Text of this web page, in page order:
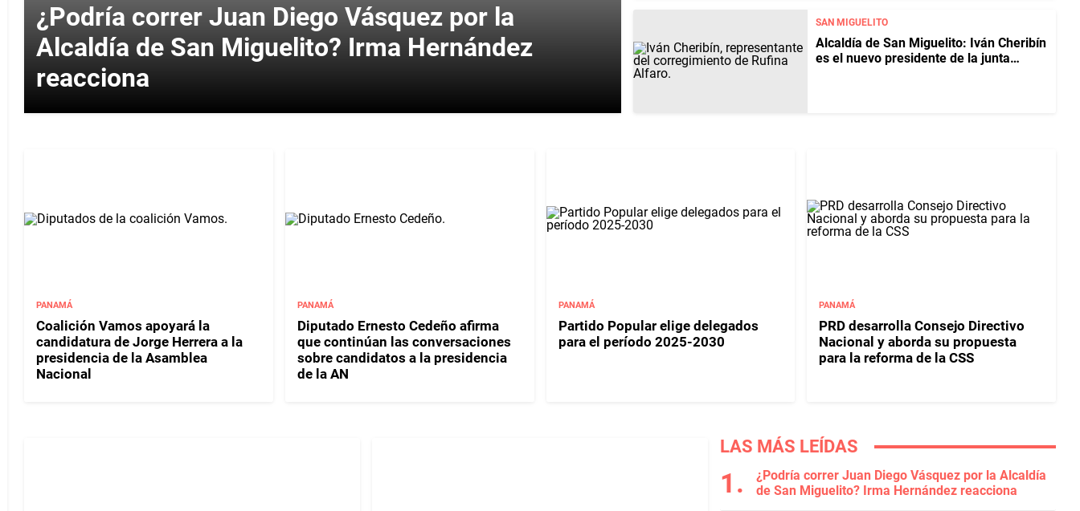
¿Podría correr Juan Diego Vásquez por la
Alcaldía de San Miguelito? Irma Hernández
reacciona
SAN MIGUELITO
Alcaldía de San Miguelito: Iván Cheribín
es el nuevo presidente de la junta
PANAMÁ
Coalición Vamos apoyará la
candidatura de Jorge Herrera a la
presidencia de la Asamblea
Nacional
PANAMÁ
Diputado Ernesto Cedeño afirma
que continúan las conversaciones
sobre candidatos a la presidencia
de la AN
PANAMÁ
Partido Popular elige delegados
para el período 2025-2030
PANAMÁ
PRD desarrolla Consejo Directivo
Nacional y aborda su propuesta
para la reforma de la CSS
LAS MÁS LEÍDAS
¿Podría correr Juan Diego Vásquez por la Alcaldía
de San Miguelito? Irma Hernández reacciona